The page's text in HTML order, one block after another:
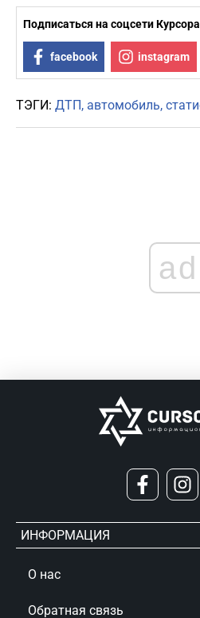
Подписаться на соцсети
facebook instagram
ТЭГИ: ДТП автомобиль
ad
ИНФОРМАЦИЯ
О нас
Обратная связь